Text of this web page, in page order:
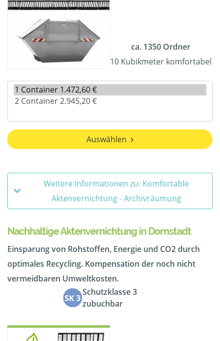
ca. 1350 Ordner
10 Kubikmeter komfortabel
Auswählen
Weitere Informationen zu: Komfortable
Aktenvernichtung - Archivräumung
Nachhaltige Aktenvernichtung in Dornstadt
Einsparung von Rohstoffen, Energie und CO2 durch
optimales Recycling. Kompensation der noch nicht
vermeidbaren Umweltkosten.
Schutzklasse 3
zubuchbar